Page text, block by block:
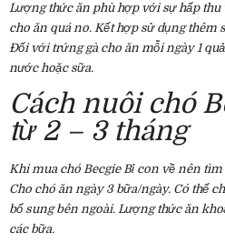
Lượng thức ăn phù hợp với sự hấp thu
cho ăn quá no. Kết hợp sử dụng thêm
Đối với trứng gà cho ăn mỗi ngày 1
nước hoặc sữa.
Cách nuôi chó
từ 2 – 3 tháng
Khi mua chó Becgie Bỉ con về nên
Cho chó ăn ngày 3 bữa/ngày. Có thể
bổ sung bên ngoài. Lượng thức ăn
các bữa.